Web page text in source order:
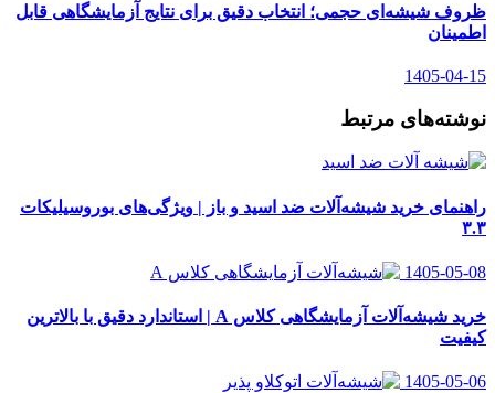
ظروف شیشه‌ای حجمی؛ انتخاب دقیق برای نتایج آزمایشگاهی قابل
اطمینان
1405-04-15
نوشته‌های مرتبط
راهنمای خرید شیشه‌آلات ضد اسید و باز | ویژگی‌های بوروسیلیکات
۳.۳
1405-05-08
خرید شیشه‌آلات آزمایشگاهی کلاس A | استاندارد دقیق با بالاترین
کیفیت
1405-05-06